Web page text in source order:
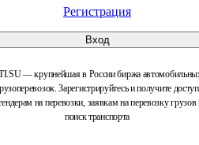
Регистрация
Вход
— крупнейшая в России биржа
Зарегистрируйтесь и получите доступ
на перевозки, заявкам на перевозку грузов
поиск транспорта